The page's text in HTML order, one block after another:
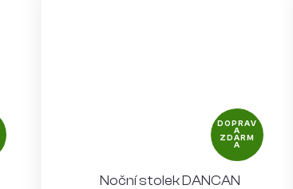
DOPRAV
A
ZDARM
A
Noční stolek DANCAN